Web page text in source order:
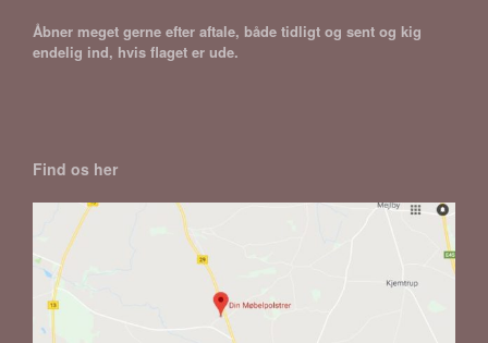
Åbner meget gerne efter aftale, både tidligt og sent og kig
endelig ind, hvis flaget er ude.
Find os her